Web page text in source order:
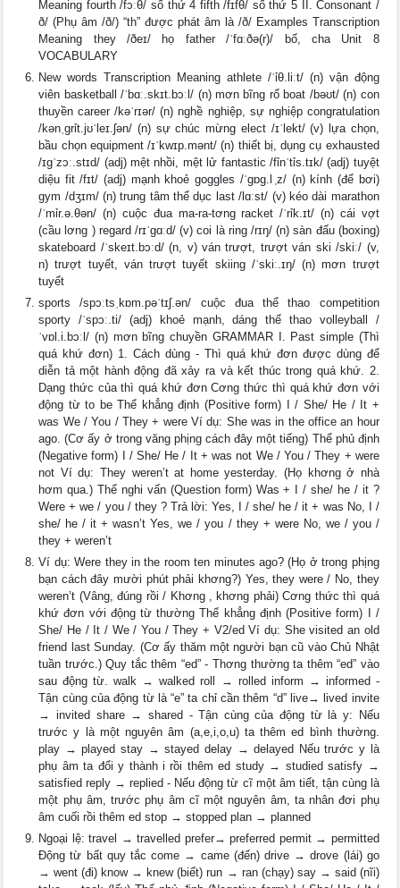
Meaning fourth /fɔːθ/ số thứ 4 fifth /fɪfθ/ số thứ 5 II. Consonant /
ð/ (Phụ âm /ð/) “th” được phát âm là /ð/ Examples Transcription
Meaning they /ðeɪ/ họ father /ˈfɑːðə(r)/ bố, cha Unit 8
VOCABULARY
New words Transcription Meaning athlete /ˈỉθ.liːt/ (n) vận động
viên basketball /ˈbɑː.skɪt.bɔːl/ (n) mơn bĩng rổ boat /bəʊt/ (n) con
thuyền career /kəˈrɪər/ (n) nghề nghiệp, sự nghiệp congratulation
/kənˌgrỉt.jʊˈleɪ.ʃən/ (n) sự chúc mừng elect /ɪˈlekt/ (v) lựa chọn,
bầu chọn equipment /ɪˈkwɪp.mənt/ (n) thiết bị, dụng cụ exhausted
/ɪgˈzɔː.stɪd/ (adj) mệt nhồi, mệt lử fantastic /fỉnˈtỉs.tɪk/ (adj) tuyệt
diệu fit /fɪt/ (adj) mạnh khoẻ goggles /ˈgɒg.l ̩z/ (n) kính (để bơi)
gym /dʒɪm/ (n) trung tâm thể dục last /lɑːst/ (v) kéo dài marathon
/ˈmỉr.ə.θən/ (n) cuộc đua ma-ra-tơng racket /ˈrỉk.ɪt/ (n) cái vợt
(cầu lơng ) regard /rɪˈgɑːd/ (v) coi là ring /rɪŋ/ (n) sàn đấu (boxing)
skateboard /ˈskeɪt.bɔːd/ (n, v) ván trượt, trượt ván ski /skiː/ (v,
n) trượt tuyết, ván trượt tuyết skiing /ˈskiː.ɪŋ/ (n) mơn trượt
tuyết
sports /spɔːtsˌkɒm.pəˈtɪʃ.ən/ cuộc đua thể thao competition
sporty /ˈspɔː.ti/ (adj) khoẻ mạnh, dáng thể thao volleyball /
ˈvɒl.i.bɔːl/ (n) mơn bĩng chuyền GRAMMAR I. Past simple (Thì
quá khứ đơn) 1. Cách dùng - Thì quá khứ đơn được dùng để
diễn tả một hành động đã xảy ra và kết thúc trong quá khứ. 2.
Dạng thức của thì quá khứ đơn Cơng thức thì quá khứ đơn với
động từ to be Thể khẳng định (Positive form) I / She/ He / It +
was We / You / They + were Ví dụ: She was in the office an hour
ago. (Cơ ấy ở trong văng phịng cách đây một tiếng) Thể phủ định
(Negative form) I / She/ He / It + was not We / You / They + were
not Ví dụ: They weren’t at home yesterday. (Họ khơng ở nhà
hơm qua.) Thể nghi vấn (Question form) Was + I / she/ he / it ?
Were + we / you / they ? Trả lời: Yes, I / she/ he / it + was No, I /
she/ he / it + wasn’t Yes, we / you / they + were No, we / you /
they + weren’t
Ví dụ: Were they in the room ten minutes ago? (Họ ở trong phịng
bạn cách đây mười phút phải khơng?) Yes, they were / No, they
weren’t (Vâng, đúng rồi / Khơng , khơng phải) Cơng thức thì quá
khứ đơn với động từ thường Thể khẳng định (Positive form) I /
She/ He / It / We / You / They + V2/ed Ví dụ: She visited an old
friend last Sunday. (Cơ ấy thăm một người bạn cũ vào Chủ Nhật
tuần trước.) Quy tắc thêm “ed” - Thơng thường ta thêm “ed” vào
sau động từ. walk → walked roll → rolled inform → informed -
Tận cùng của động từ là “e” ta chỉ cần thêm “d” live→ lived invite
→ invited share → shared - Tận cùng của động từ là y: Nếu
trước y là một nguyên âm (a,e,i,o,u) ta thêm ed bình thường.
play → played stay → stayed delay → delayed Nếu trước y là
phụ âm ta đổi y thành i rồi thêm ed study → studied satisfy →
satisfied reply → replied - Nếu động từ cĩ một âm tiết, tận cùng là
một phụ âm, trước phụ âm cĩ một nguyên âm, ta nhân đơi phụ
âm cuối rồi thêm ed stop → stopped plan → planned
Ngoại lệ: travel → travelled prefer→ preferred permit → permitted
Động từ bất quy tắc come → came (đến) drive → drove (lái) go
→ went (đi) know → knew (biết) run → ran (chạy) say → said (nĩi)